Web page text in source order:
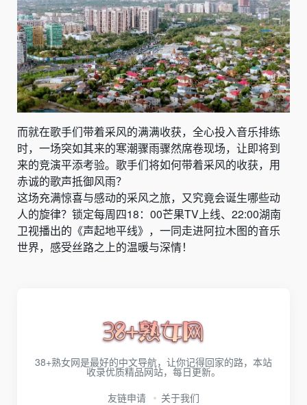
而就在歌手们带着采风的满满收获，全心投入音乐排练
时，一场突如其来的寒潮骤雨骤然席卷现场，让即将到
来的竞演平添考验。歌手们将如何带着采风的收获，用
赤诚的歌声抵御风雨？
这场充满惊喜与感动的采风之旅，又究竟会诞生哪些动
人的旋律？锁定每周四18：00芒果TV上线、22:00湖南
卫视播出的《声起地平线》，一同走进阿拉木图的音乐
世界，感受丝路之上的温暖与深情！
38+熟女网是最好的中文导航，让你记得回家的路，本站
收录优质精品网站，每日更新。
友链申请
关于我们